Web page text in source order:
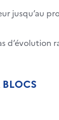
jusqu’au
d’évolution